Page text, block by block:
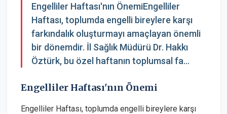
Engelliler Haftası'nın ÖnemiEngelliler
Haftası, toplumda engelli bireylere karşı
farkındalık oluşturmayı amaçlayan önemli
bir dönemdir. İl Sağlık Müdürü Dr. Hakkı
Öztürk, bu özel haftanın toplumsal fa...
Engelliler Haftası'nın Önemi
Engelliler Haftası, toplumda engelli bireylere karşı